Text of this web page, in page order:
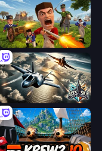
Redcoats.io
Aces of the Sky: Epic Dogfights